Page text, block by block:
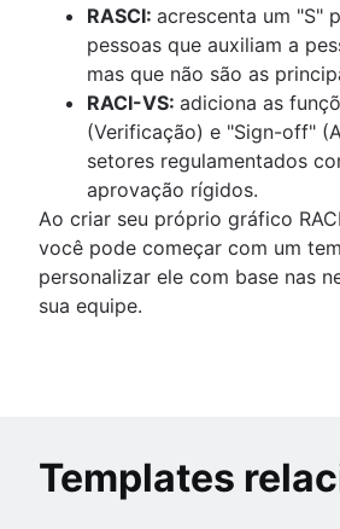
RASCI: acrescenta um "S"
pessoas que auxiliam a
mas que não são as
RACI-VS: adiciona as
(Verificação) e "Sign-off"
setores regulamentados
aprovação rígidos.
Ao criar seu próprio gráfico
você pode começar com um
personalizar ele com base nas
sua equipe.
Templates